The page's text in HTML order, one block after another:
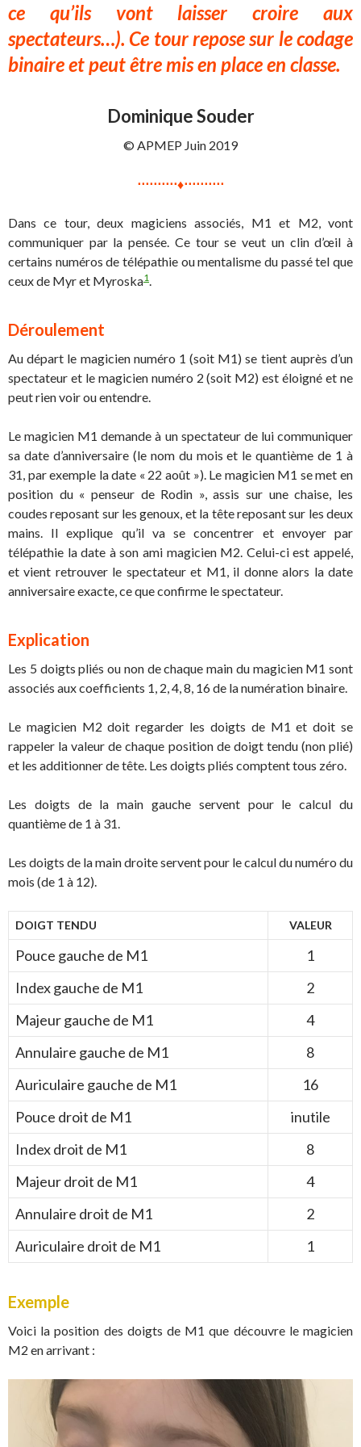
ce qu’ils vont laisser croire aux
spectateurs…). Ce tour repose sur le codage
binaire et peut être mis en place en classe.
Dominique Souder
© APMEP Juin 2019
⋅⋅⋅⋅⋅⋅⋅⋅⋅⋅♦⋅⋅⋅⋅⋅⋅⋅⋅⋅⋅
Dans ce tour, deux magiciens associés, M1 et M2, vont
communiquer par la pensée. Ce tour se veut un clin d’œil à
certains numéros de télépathie ou mentalisme du passé tel que
ceux de Myr et Myroska1.
Déroulement
Au départ le magicien numéro 1 (soit M1) se tient auprès d’un
spectateur et le magicien numéro 2 (soit M2) est éloigné et ne
peut rien voir ou entendre.
Le magicien M1 demande à un spectateur de lui communiquer
sa date d’anniversaire (le nom du mois et le quantième de 1 à
31, par exemple la date « 22 août »). Le magicien M1 se met en
position du « penseur de Rodin », assis sur une chaise, les
coudes reposant sur les genoux, et la tête reposant sur les deux
mains. Il explique qu’il va se concentrer et envoyer par
télépathie la date à son ami magicien M2. Celui-ci est appelé,
et vient retrouver le spectateur et M1, il donne alors la date
anniversaire exacte, ce que confirme le spectateur.
Explication
Les 5 doigts pliés ou non de chaque main du magicien M1 sont
associés aux coefficients 1, 2, 4, 8, 16 de la numération binaire.
Le magicien M2 doit regarder les doigts de M1 et doit se
rappeler la valeur de chaque position de doigt tendu (non plié)
et les additionner de tête. Les doigts pliés comptent tous zéro.
Les doigts de la main gauche servent pour le calcul du
quantième de 1 à 31.
Les doigts de la main droite servent pour le calcul du numéro du
mois (de 1 à 12).
DOIGT TENDU VALEUR
Pouce gauche de M1
1
Index gauche de M1
2
Majeur gauche de M1
4
Annulaire gauche de M1
8
Auriculaire gauche de M1
16
Pouce droit de M1
inutile
Index droit de M1
8
Majeur droit de M1
4
Annulaire droit de M1
2
Auriculaire droit de M1
1
Exemple
Voici la position des doigts de M1 que découvre le magicien
M2 en arrivant :